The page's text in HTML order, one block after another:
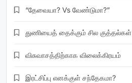
“தேவையா? Vs வேண்டுமா?”
துணியைத் தைக்கும் சில குத்தல்கள்
விசுவாசத்திற்காக விலைக்கிரயம்
இரட்சிப்பு எனக்குள் சந்தேகமா?